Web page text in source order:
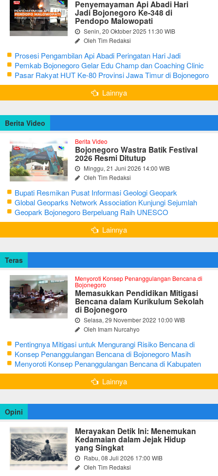
Penyemayaman Api Abadi Hari
Jadi Bojonegoro Ke-348 di
Pendopo Malowopati
Senin, 20 Oktober 2025 11:30 WIB
Oleh Tim Redaksi
Prosesi Pengambilan Api Abadi Peringatan Hari Jadi
Bojonegoro Ke-348
Pemkab Bojonegoro Gelar Edu Champ dan Coaching Clinic
Seni Reog dan Jaranan
Pasar Rakyat HUT Ke-80 Provinsi Jawa Timur di Bojonegoro
Lainnya
Berita Video
Berita Video
Bojonegoro Wastra Batik Festival
2026 Resmi Ditutup
Minggu, 21 Juni 2026 14:00 WIB
Oleh Tim Redaksi
Bupati Resmikan Pusat Informasi Geologi Geopark
Bojonegoro
Global Geoparks Network Association Kunjungi Sejumlah
Geosite di Bojonegoro
Geopark Bojonegoro Berpeluang Raih UNESCO
Global Geopark
Lainnya
Teras
Menyoroti Konsep Penanggulangan Bencana di
Bojonegoro
Memasukkan Pendidikan Mitigasi
Bencana dalam Kurikulum Sekolah
di Bojonegoro
Selasa, 29 November 2022 10:00 WIB
Oleh Imam Nurcahyo
Pentingnya Mitigasi untuk Mengurangi Risiko Bencana di
Bojonegoro
Konsep Penanggulangan Bencana di Bojonegoro Masih
Mengutamakan Tanggap Darurat
Menyoroti Konsep Penanggulangan Bencana di Kabupaten
Bojonegoro
Lainnya
Opini
Merayakan Detik Ini: Menemukan
Kedamaian dalam Jejak Hidup
yang Singkat
Rabu, 08 Juli 2026 17:00 WIB
Oleh Tim Redaksi